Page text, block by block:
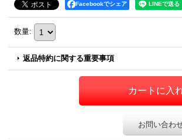
Facebookでシェア
数量:
返品特約に関する重要事項
お問い合わ